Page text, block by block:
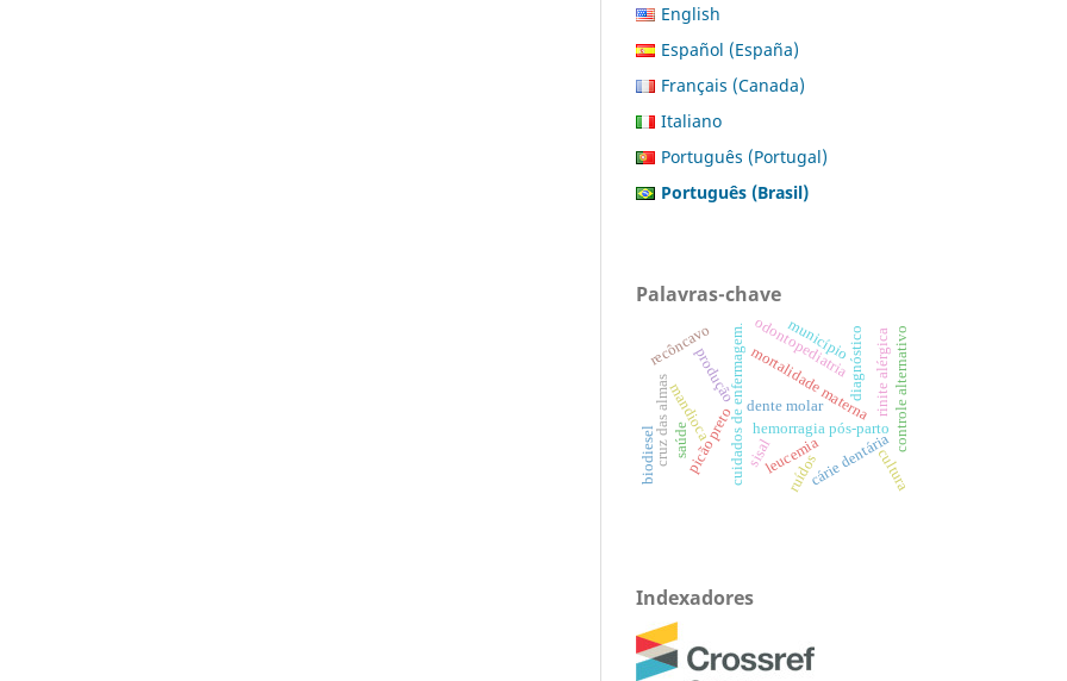
English
Español (España)
Français (Canada)
Italiano
Português (Portugal)
Português (Brasil)
Palavras-chave
cuidados de enfermagem.mortalidade materna
hemorragia pós-parto
leucemia
diagnóstico
odontopediatria
cárie dentária
dente molar
picão preto controle alternativo
rinite alérgica
mandioca
produção
município
recôncavo
cruz das almas
cultura
sisal
saúde
ruídos
biodiesel
Indexadores